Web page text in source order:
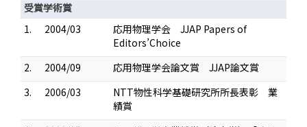
受賞学術賞
1.
2004/03
応用物理学会 JJAP Papers of
Editors’Choice
2.
2004/09
応用物理学会論文賞 JJAP論文賞
3.
2006/03
NTT物性科学基礎研究所所長表彰 業
績賞